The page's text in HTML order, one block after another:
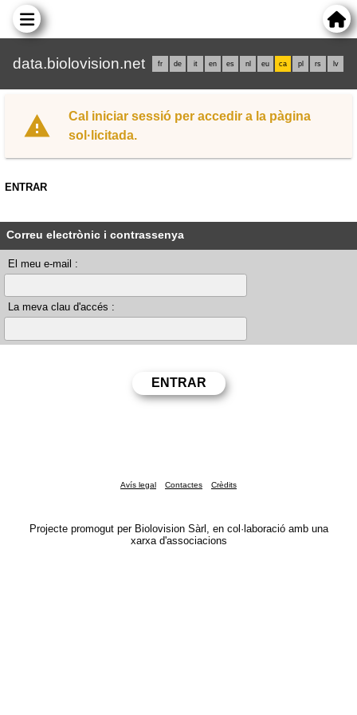
data.biolovision.net fr de it en es nl eu ca pl rs lv
Cal iniciar sessió per accedir a la pàgina
sol·licitada.
ENTRAR
Correu electrònic i contrassenya
El meu e-mail :
La meva clau d'accés :
Avís legal Contactes Crèdits
Projecte promogut per Biolovision Sàrl, en col·laboració amb una
xarxa d'associacions